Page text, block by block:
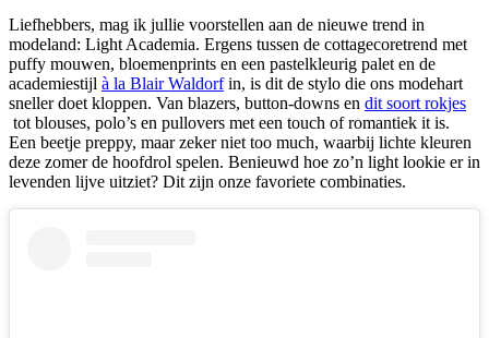
Liefhebbers, mag ik jullie voorstellen aan de nieuwe trend in
modeland: Light Academia. Ergens tussen de cottagecoretrend met
puffy mouwen, bloemenprints en een pastelkleurig palet en de
academiestijl à la Blair Waldorfin, is dit de stylo die ons modehart
sneller doet kloppen. Van blazers, button-downs en dit soort rokjes
tot blouses, polo’s en pullovers met een touch of romantiek it is.
Een beetje preppy, maar zeker niet too much, waarbij lichte kleuren
deze zomer de hoofdrol spelen. Benieuwd hoe zo’n light lookie er in
levenden lijve uitziet? Dit zijn onze favoriete combinaties.